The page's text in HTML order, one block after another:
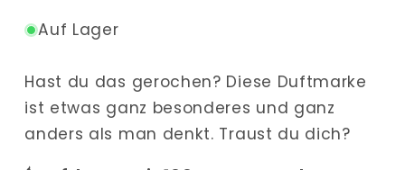
Auf Lager
Hast du das gerochen? Diese Duftmarke
ist etwas ganz besonderes und ganz
anders als man denkt. Traust du dich?